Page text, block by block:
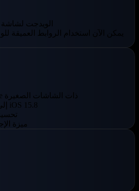
- الويدجت
- تحسينات لهواتف iPhone ذات الشاشات الصغيرة
- تحسينات دعم iOS 15 إلى iOS 15.8
-
- ميزة